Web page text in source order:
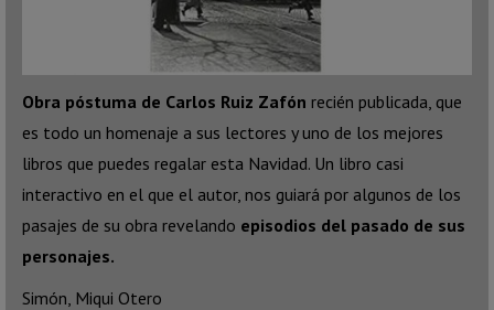
Obra póstuma de Carlos Ruiz Zafón recién publicada, que
es todo un homenaje a sus lectores y uno de los mejores
libros que puedes regalar esta Navidad. Un libro casi
interactivo en el que el autor, nos guiará por algunos de los
pasajes de su obra revelando episodios del pasado de sus
personajes.
Simón, Miqui Otero